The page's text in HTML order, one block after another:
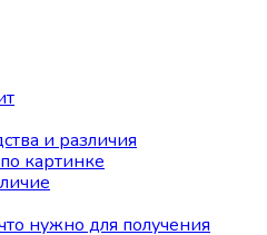
и различия
картинке
нужно для получения